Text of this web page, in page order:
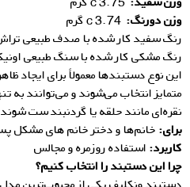
وزن دورنگ:
رنگ سفید کار شده با صدف طبیعی
رنگ مشکی کار شده با سنگ طبیعی
این نوع دستبندها معمولاً برای ایجاد
متمایز انتخاب می‌شوند و می‌توانند به
نقره‌ای مانند حلقه یا گردنبند ست
برای: خانم‌ها و دختر خانم های مشکل
کاربرد: استفاده روزمره و مجالس
چرا این دستبند را انتخاب کنیم؟